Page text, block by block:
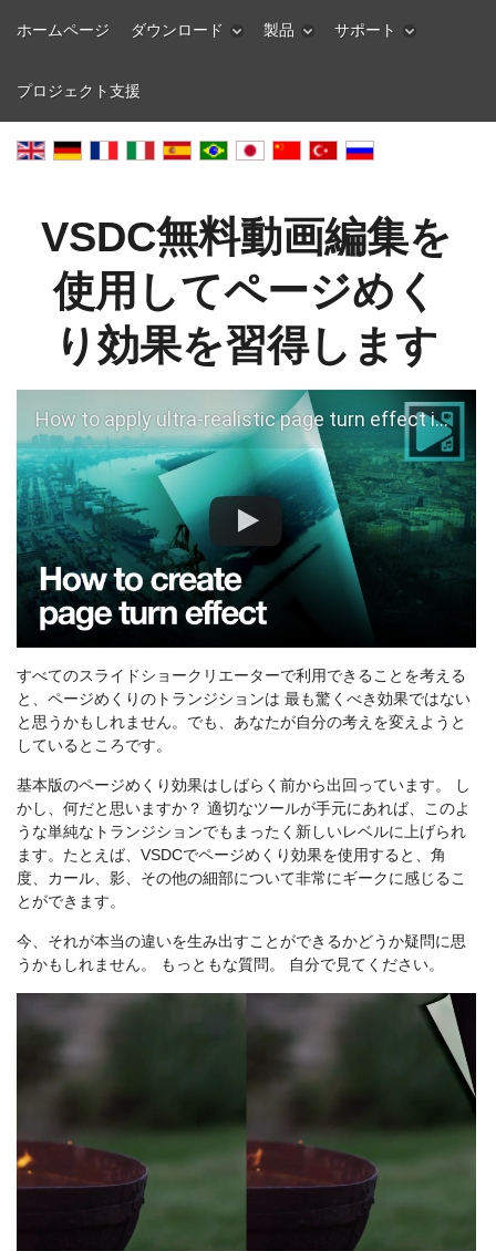
ホームページ ダウンロード 製品 サポート
プロジェクト支援
VSDC無料動画編集を
使用してページめく
り効果を習得します
How to apply ultra-realistic page turn effect in VSDC (FOR FREE)
すべてのスライドショークリエーターで利用できることを考える
と、ページめくりのトランジションは 最も驚くべき効果ではない
と思うかもしれません。でも、あなたが自分の考えを変えようと
しているところです。
基本版のページめくり効果はしばらく前から出回っています。 し
かし、何だと思いますか？ 適切なツールが手元にあれば、このよ
うな単純なトランジションでもまったく新しいレベルに上げられ
ます。たとえば、VSDCでページめくり効果を使用すると、角
度、カール、影、その他の細部について非常にギークに感じるこ
とができます。
今、それが本当の違いを生み出すことができるかどうか疑問に思
うかもしれません。 もっともな質問。 自分で見てください。